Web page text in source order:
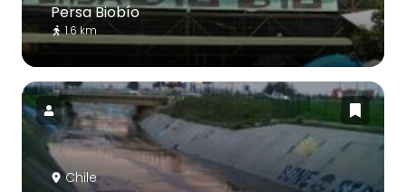
Persa Biobío
1.6 km
Chile